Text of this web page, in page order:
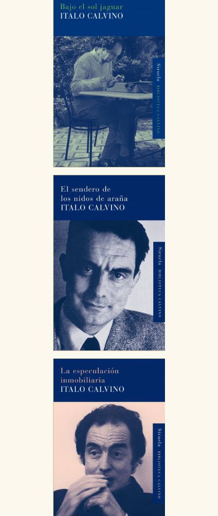
Estas cookies son necesarias para que nuestro sitio web
funcione y no es posible deshabilitarlas desde nuestro
sistema. Es posible hacerlo desde el navegador, pero en
Cookies de rendimiento y analíticas
Estas cookies se utilizan para mejorar su experiencia de
navegación y optimizar el funcionamiento de nuestro
sitio web. Almacenan configuraciones de servicios para
que no tenga que reconfigurarlos cada vez que nos
visita. La información es agregada y, por lo tanto, es
anónima.
Cookies de publicidad y redes sociales
Estas cookies son gestionadas por nuestros socios
publicitarios y se utilizan para mostrar publicidad
relevante para sus intereses en otros sitios. No
almacenan directamente información personal sino
que se basan en la identificación única de su navegador
y dispositivo de internet.
GUARDAR CONFIGURACIÓN
Puede consultar nuestra política de cookies